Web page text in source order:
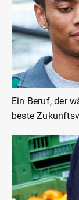
Ein Beruf, der
beste